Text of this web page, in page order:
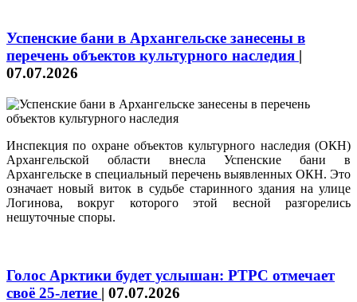
Успенские бани в Архангельске занесены в
перечень объектов культурного наследия |
07.07.2026
Инспекция по охране объектов культурного наследия (ОКН)
Архангельской области внесла Успенские бани в
Архангельске в специальный перечень выявленных ОКН. Это
означает новый виток в судьбе старинного здания на улице
Логинова, вокруг которого этой весной разгорелись
нешуточные споры.
Голос Арктики будет услышан: РТРС отмечает
своё 25-летие | 07.07.2026